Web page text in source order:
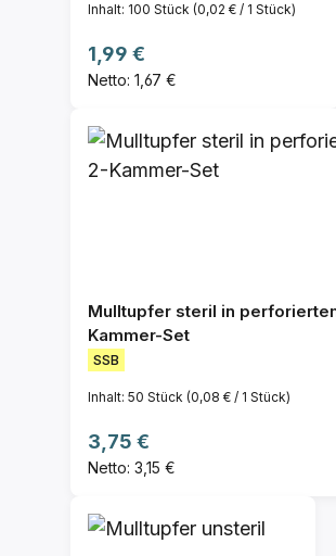
Inhalt: 100 Stück (0,02 € / 1 Stück)
Regulärer Preis:
1,99 €
Netto: 1,67 €
Mulltupfer steril in
Kammer-Set
SSB
Inhalt: 50 Stück (0,08 € / 1 Stück)
Regulärer Preis:
3,75 €
Netto: 3,15 €